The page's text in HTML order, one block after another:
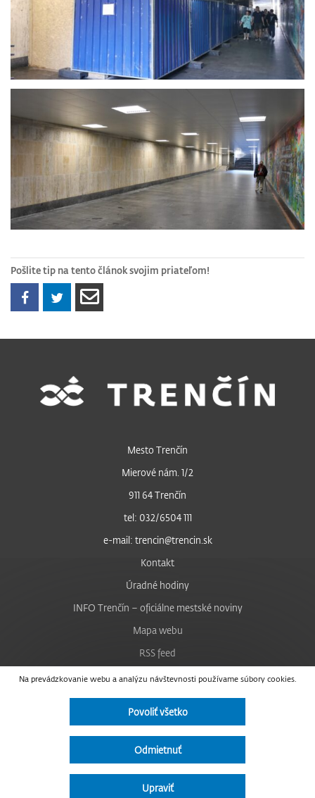
Pošlite tip na tento článok svojim priateľom!
Na prevádzkovanie webu a analýzu návštevnosti používame súbory cookies.
Povoliť všetko
Odmietnuť
Upraviť
Mesto Trenčín
Mierové nám. 1/2
911 64 Trenčín
tel: 032/6504 111
e-mail: trencin@trencin.sk
Kontakt
Úradné hodiny
INFO Trenčín – oficiálne mestské noviny
Mapa webu
RSS feed
Nastavenie cookies
Facebook
Instagram
Vyhlásenie o prístupnosti